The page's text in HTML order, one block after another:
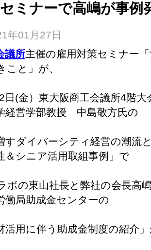
ミナーで高嶋が事例
年01月27日
議所主催の雇用対策セミナー
こと」が、
日(金）東大阪商工会議所4階
経営学部教授 中島敬方氏の
すダイバーシティ経営の潮流
＆シニア活用取組事例」で
ボの東山社長と弊社の会長高
働局助成金センターの
活用に伴う助成金制度の紹介